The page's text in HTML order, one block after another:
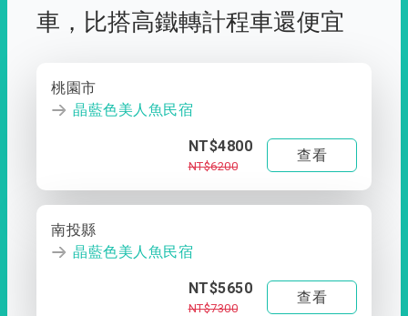
車， 比搭高鐵轉計程車還便宜
桃園市
晶藍色美人魚民宿
NT$4800
NT$6200
查看
南投縣
晶藍色美人魚民宿
NT$5650
NT$7300
查看